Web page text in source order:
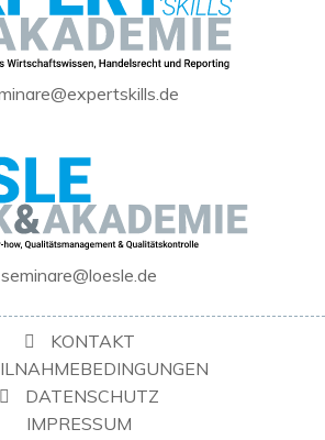
seminare@loesle.de
KONTAKT
DATENSCHUTZ
IMPRESSUM